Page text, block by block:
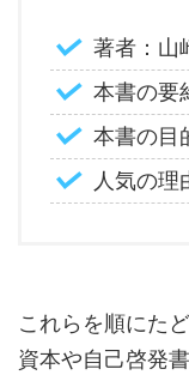
著者：山
本書の要
本書の目
人気の理
これらを順にた
資本や自己啓発